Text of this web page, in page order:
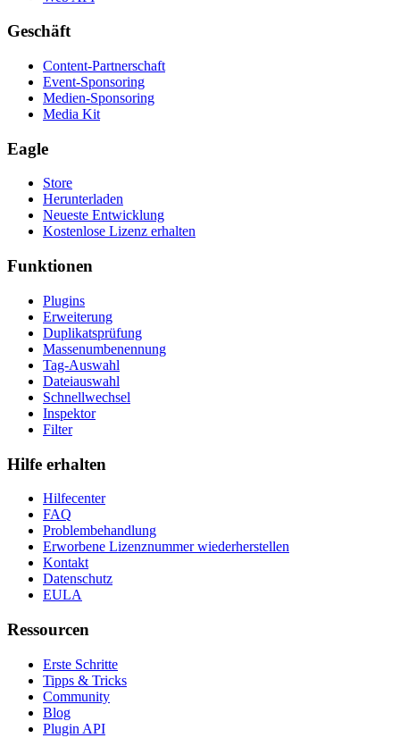
Geschäft
Content-Partnerschaft
Event-Sponsoring
Medien-Sponsoring
Media Kit
Eagle
Store
Herunterladen
Neueste Entwicklung
Kostenlose Lizenz erhalten
Funktionen
Plugins
Erweiterung
Duplikatsprüfung
Massenumbenennung
Tag-Auswahl
Dateiauswahl
Schnellwechsel
Inspektor
Filter
Hilfe erhalten
Hilfecenter
FAQ
Problembehandlung
Erworbene Lizenznummer wiederherstellen
Kontakt
Datenschutz
EULA
Ressourcen
Erste Schritte
Tipps & Tricks
Community
Blog
Plugin API